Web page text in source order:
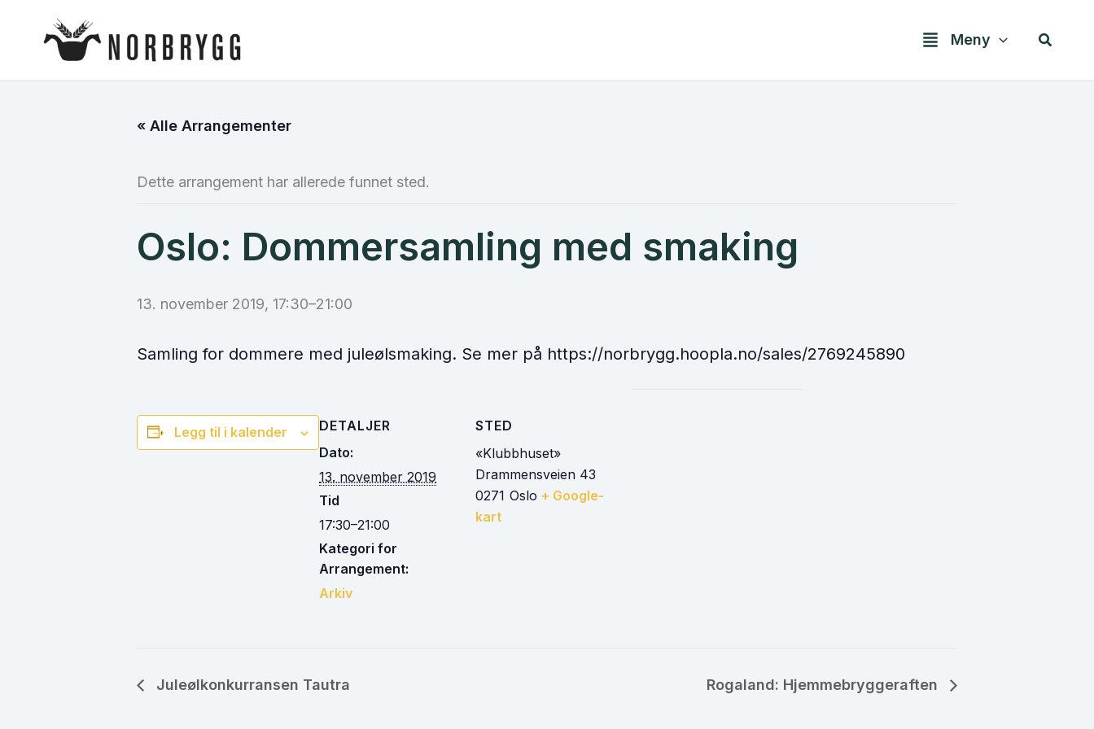
Meny Søk
« Alle Arrangementer
Dette arrangement har allerede funnet sted.
Oslo: Dommersamling med smaking
13. november 2019, 17:30–21:00
Samling for dommere med juleølsmaking. Se mer på https://norbrygg.hoopla.no/sales/2769245890
Legg til i kalender
DETALJER
Dato:
13. november 2019
Tid
17:30–21:00
Kategori for
Arrangement:
Arkiv
STED
«Klubbhuset»
Drammensveien 43
Oslo
0271
+ Google-
kart
Juleølkonkurransen Tautra Rogaland: Hjemmebryggeraften